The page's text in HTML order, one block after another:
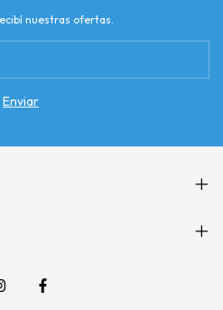
nuestras ofertas.